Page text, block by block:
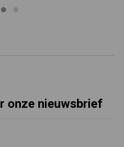
onze nieuwsbrief